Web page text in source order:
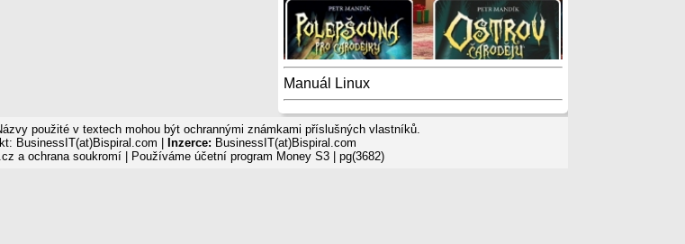
Manuál Linux
použité v textech mohou být ochrannými známkami příslušných vlastníků.
BusinessIT(at)Bispiral.com |
Inzerce: BusinessIT(at)Bispiral.com
a ochrana soukromí| Používáme účetní program Money S3| pg(3682)